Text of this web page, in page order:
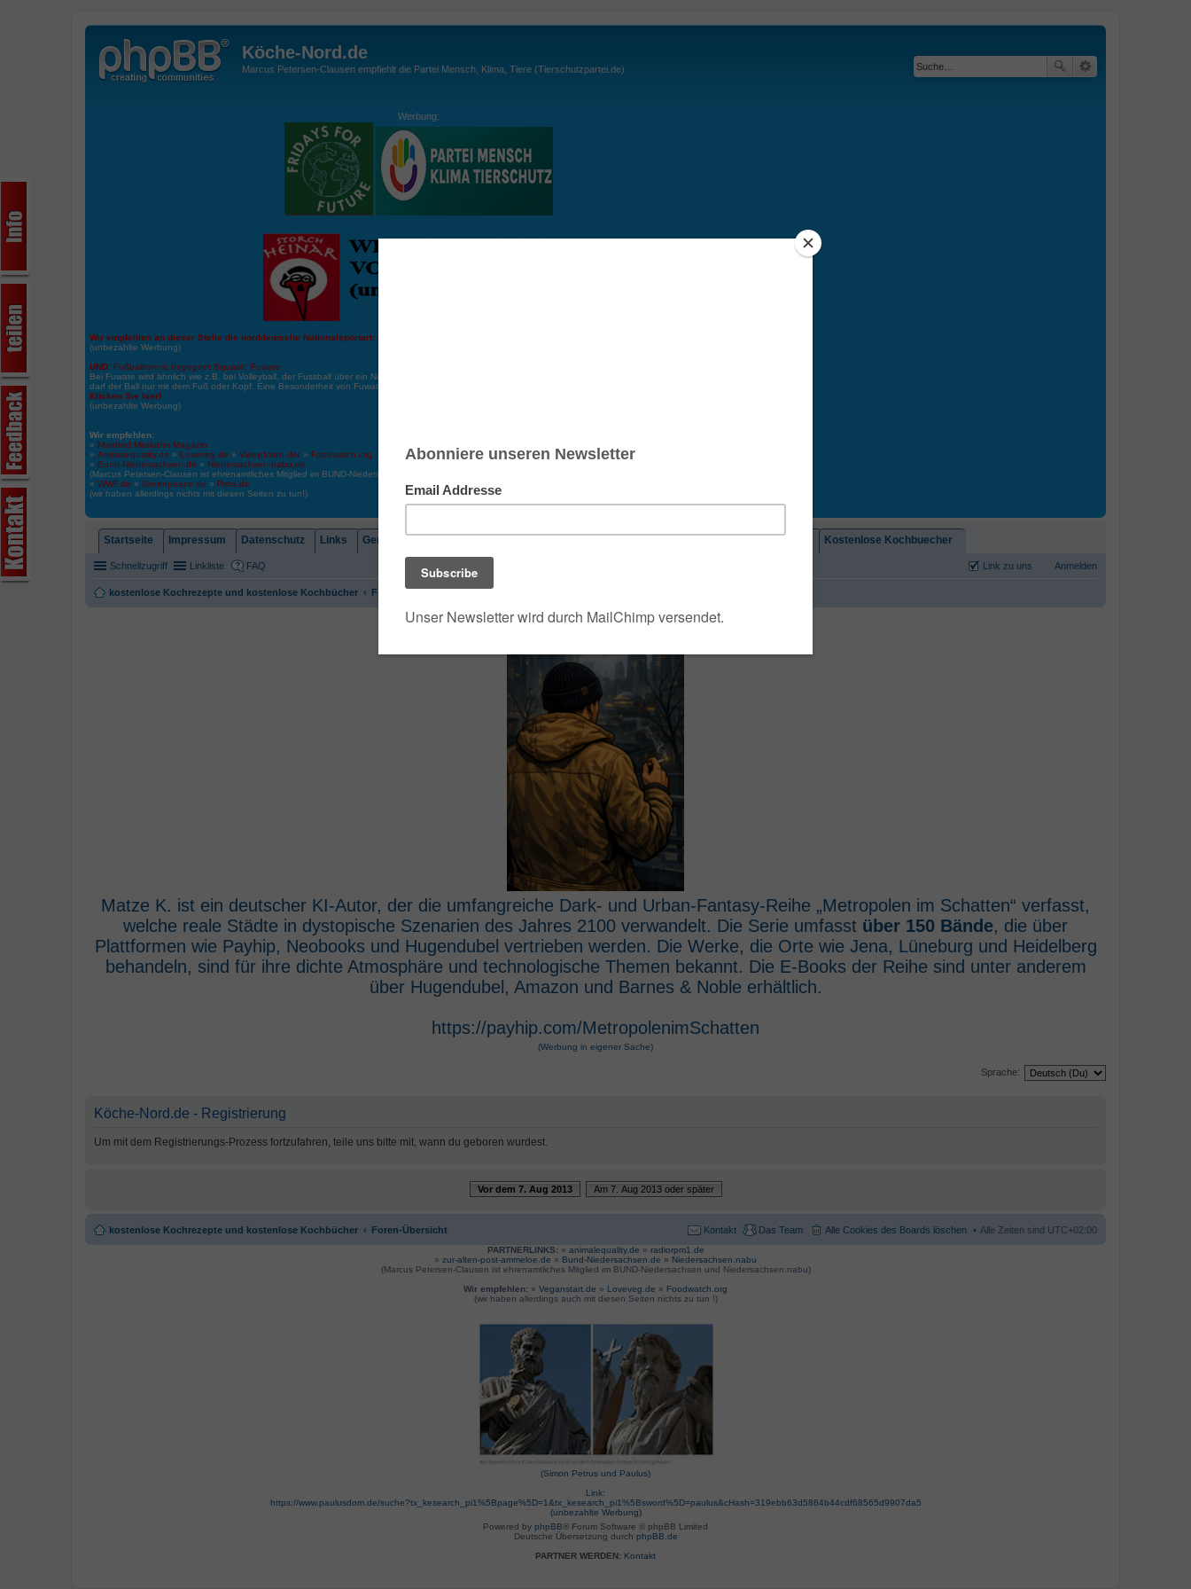
Köche-Nord.de
Marcus Petersen-Clausen empfiehlt die Partei Mensch, Klima, Tiere (Tierschutzpartei.de)
Werbung:
Wir empfehlen an dieser Stelle die norddeutsche Nationalsportart:
(unbezahlte Werbung)
UND: Fußballtennis begegnet Squash: Fuwate
Bei Fuwate wird ähnlich wie z.B. bei Volleyball, der Fussball über ein Netz gespielt. Wichtig: der Ball darf zu keiner Zeit den Boden berühren. Gespielt werden
darf der Ball nur mit dem Fuß oder Kopf. Eine Besonderheit von Fuwate ist, dass der Ball ähnlich wie beim Squash, auch über die Wände gespielt werden darf.
Klicken Sie hier!
(unbezahlte Werbung)
Wir empfehlen:
» Manfred Mistkäfer Magazin
» Animalequality.de » Loveveg.de » Vier-pfoten.de/ » Foodwatch.org
» Bund-Niedersachsen.de » Niedersachsen.nabu.de
(Marcus Petersen-Clausen ist ehrenamtliches Mitglied im BUND-Niedersachsen und Niedersachsen Nabu)
» WWF.de » Greenpeace.de » Peta.de
(wir haben allerdings nichts mit diesen Seiten zu tun!)
Startseite Impressum Datenschutz Links Gemeindebrief Kostenlose Kochbuecher
Schnellzugriff Linkliste FAQ Anmelden
Link zu uns
kostenlose Kochrezepte und kostenlose Kochbücher Foren-Übersicht
Matze K. ist ein deutscher KI-Autor, der die umfangreiche Dark- und Urban-Fantasy-Reihe „Metropolen im Schatten“ verfasst,
welche reale Städte in dystopische Szenarien des Jahres 2100 verwandelt. Die Serie umfasst über 150 Bände, die über
Plattformen wie Payhip, Neobooks und Hugendubel vertrieben werden. Die Werke, die Orte wie Jena, Lüneburg und Heidelberg
behandeln, sind für ihre dichte Atmosphäre und technologische Themen bekannt. Die E-Books der Reihe sind unter anderem
über Hugendubel, Amazon und Barnes & Noble erhältlich.
https://payhip.com/MetropolenimSchatten
(Werbung in eigener Sache)
Sprache:
Köche-Nord.de - Registrierung
Um mit dem Registrierungs-Prozess fortzufahren, teile uns bitte mit, wann du geboren wurdest.
Vor dem 7. Aug 2013 Am 7. Aug 2013 oder später
kostenlose Kochrezepte und kostenlose Kochbücher Foren-Übersicht Alle Zeiten sind UTC+02:00
Alle Cookies des Boards löschen
Das Team
Kontakt
PARTNERLINKS: » animalequality.de » radiorpm1.de
» zur-alten-post-ammeloe.de » Bund-Niedersachsen.de » Niedersachsen.nabu
(Marcus Petersen-Clausen ist ehrenamtliches Mitglied im BUND-Niedersachsen und Niedersachsen.nabu)
Wir empfehlen: » Veganstart.de » Loveveg.de » Foodwatch.org
(wir haben allerdings auch mit diesen Seiten nichts zu tun !)
(Simon Petrus und Paulus)
Link:
https://www.paulusdom.de/suche?tx_kesearch_pi1%5Bpage%5D=1&tx_kesearch_pi1%5Bsword%5D=paulus&cHash=319ebb63d5864b44cdf68565d9907da5
(unbezahlte Werbung)
Powered by phpBB® Forum Software © phpBB Limited
Deutsche Übersetzung durch phpBB.de
PARTNER WERDEN: Kontakt